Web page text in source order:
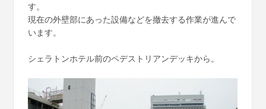
す。
現在の外壁部にあった設備などを撤去する作業が進んで
います。
シェラトンホテル前のペデストリアンデッキから。